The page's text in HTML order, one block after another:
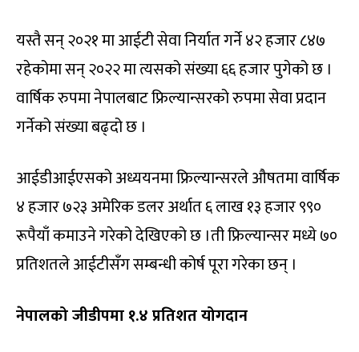
यस्तै सन् २०२१ मा आईटी सेवा निर्यात गर्ने ४२ हजार ८४७
रहेकोमा सन् २०२२ मा त्यसको संख्या ६६ हजार पुगेको छ ।
वार्षिक रुपमा नेपालबाट फ्रिल्यान्सरको रुपमा सेवा प्रदान
गर्नेको संख्या बढ्दो छ ।
आईडीआईएसको अध्ययनमा फ्रिल्यान्सरले औषतमा वार्षिक
४ हजार ७२३ अमेरिक डलर अर्थात ६ लाख १३ हजार ९९०
रूपैयाँ कमाउने गरेको देखिएको छ ।ती फ्रिल्यान्सर मध्ये ७०
प्रतिशतले आईटीसँग सम्बन्धी कोर्ष पूरा गरेका छन् ।
नेपालको जीडीपमा १.४ प्रतिशत योगदान